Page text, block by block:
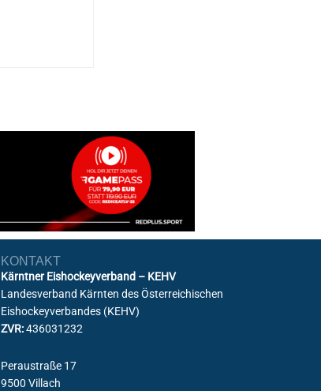
KONTAKT
Kärntner Eishockeyverband – KEHV
Landesverband Kärnten des Österreichischen
Eishockeyverbandes (KEHV)
ZVR:436031232
Peraustraße 17
9500 Villach